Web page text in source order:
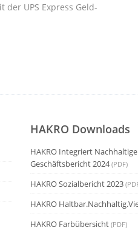
der UPS Express Geld-
HAKRO Downloads
HAKRO Integriert
Geschäftsbericht 2024 (PDF)
HAKRO Sozialbericht 2023
HAKRO
HAKRO Farbübersicht (PDF)